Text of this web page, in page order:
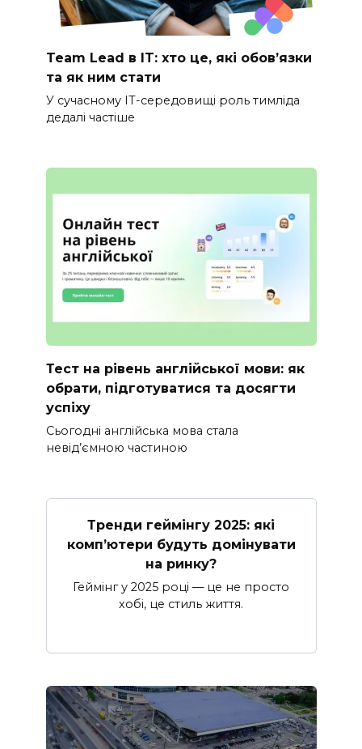
Team Lead в IT: хто це, які обов’язки
та як ним стати
У сучасному IT-середовищі роль тимліда
дедалі частіше
Тест на рівень англійської мови: як
обрати, підготуватися та досягти
успіху
Сьогодні англійська мова стала
невід’ємною частиною
Тренди геймінгу 2025: які
комп’ютери будуть домінувати
на ринку?
Геймінг у 2025 році — це не просто
хобі, це стиль життя.